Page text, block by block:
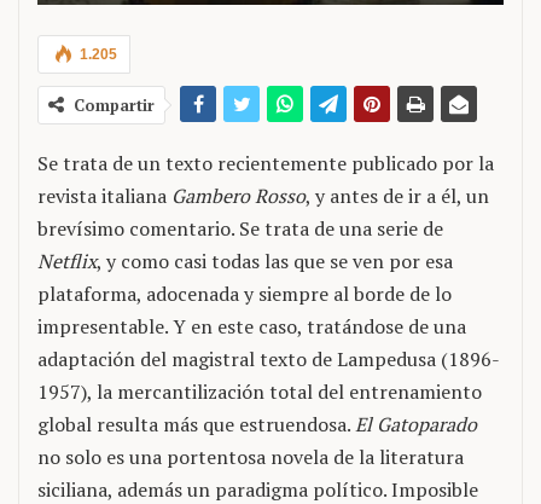
1.205
Compartir
Se trata de un texto recientemente publicado por la
revista italiana Gambero Rosso, y antes de ir a él, un
brevísimo comentario. Se trata de una serie de
Netflix, y como casi todas las que se ven por esa
plataforma, adocenada y siempre al borde de lo
impresentable. Y en este caso, tratándose de una
adaptación del magistral texto de Lampedusa (1896-
1957), la mercantilización total del entrenamiento
global resulta más que estruendosa.El Gatoparado
no solo es una portentosa novela de la literatura
siciliana, además un paradigma político. Imposible